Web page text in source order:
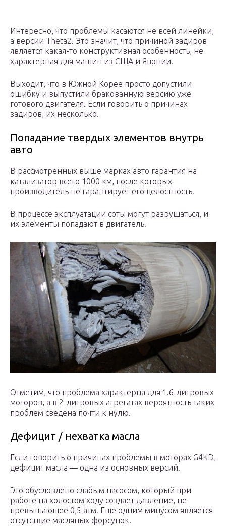
Интересно, что проблемы касаются не всей линейки,
а версии Theta2. Это значит, что причиной задиров
является какая-то конструктивная особенность, не
характерная для машин из США и Японии.
Выходит, что в Южной Корее просто допустили
ошибку и выпустили бракованную версию уже
готового двигателя. Если говорить о причинах
задиров, их несколько.
Попадание твердых элементов внутрь
авто
В рассмотренных выше марках авто гарантия на
катализатор всего 1000 км, после которых
производитель не гарантирует его целостность.
В процессе эксплуатации соты могут разрушаться, и
их элементы попадают в двигатель.
Отметим, что проблема характерна для 1.6-литровых
моторов, а в 2-литровых агрегатах вероятность таких
проблем сведена почти к нулю.
Дефицит / нехватка масла
Если говорить о причинах проблемы в моторах G4KD,
дефицит масла — одна из основных версий.
Это обусловлено слабым насосом, который при
работе на холостом ходу создает давление, не
превышающее 0,5 атм. Еще одним минусом является
отсутствие масляных форсунок.